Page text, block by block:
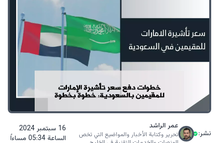
نشر:
عمر الراشد
تحرير وكتابة الأخبار والمواضيع التي تخص
16 سبتمبر 2024
الساعة 05:34 مساءاً